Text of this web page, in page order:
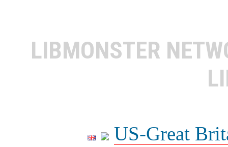
LIBMONSTER
US-Great